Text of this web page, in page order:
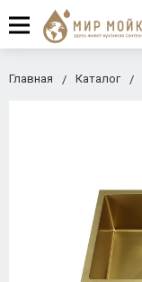
Главная Каталог